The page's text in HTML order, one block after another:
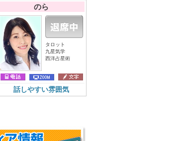
のら
タロット
九星気学
西洋占星術
話しやすい雰囲気